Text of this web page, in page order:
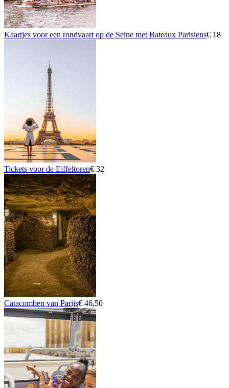
Kaartjes voor een rondvaart op de Seine met Bateaux Parisiens€ 18
Tickets voor de Eiffeltoren€ 32
Catacomben van Parijs€ 46,50